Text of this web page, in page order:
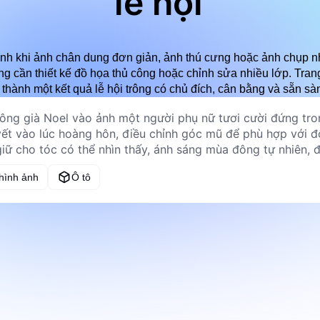
khi ảnh chân dung đơn giản, ảnh thú cưng hoặc ảnh chụp
cần thiết kế đồ họa thủ công hoặc chỉnh sửa nhiều lớp.
một kết quả lễ hội trông có chủ đích, cân bằng và sẵn
ảnh Ô tô